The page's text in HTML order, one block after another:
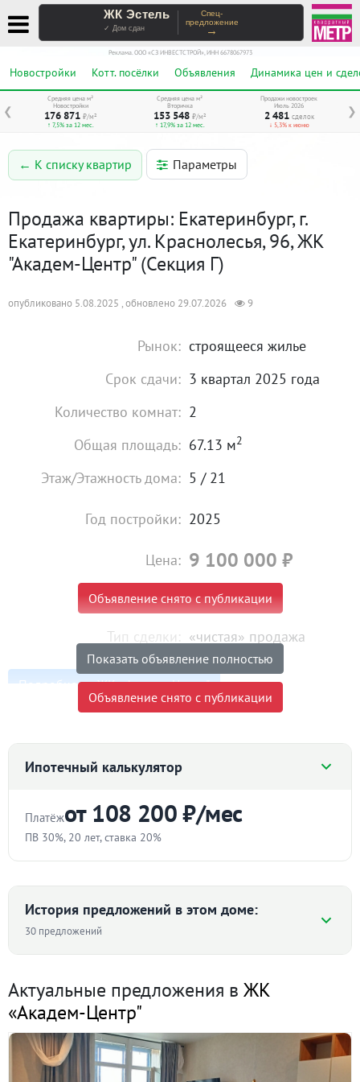
ЖК Эстель
✓ Дом сдан
Спец-
предложение
→
Реклама. ООО «СЗ ИНВЕСТСТРОЙ», ИНН 6678067973
Новостройки Котт. посёлки Объявления Динамика цен и
❮ ❯
Средняя цена м²
Новостройки
176 871 ₽/м²
↑ 7,5% за 12 мес.
Средняя цена м²
Вторичка
153 548 ₽/м²
↑ 17,9% за 12 мес.
Продажи новостроек
Июль 2026
2 481 сделок
↓ 5,3% к июню
← К списку квартир Параметры
Продажа квартиры: Екатеринбург, г.
Екатеринбург, ул. Краснолесья, 96, ЖК
"Академ-Центр" (Секция Г)
опубликовано 5.08.2025 , обновлено 29.07.2026 9
Рынок: строящееся жилье
Срок сдачи: 3 квартал 2025 года
Количество комнат: 2
Общая площадь: 67.13 м2
Этаж/Этажность дома: 5 / 21
Год постройки: 2025
Цена: 9 100 000 ₽
Объявление снято с публикации
Тип сделки: «чистая» продажа
Подробнее о ЖК «Академ-Центр"
Показать объявление полностью
Объявление снято с публикации
Ипотечный калькулятор
Платёжот 108 200 ₽/мес
ПВ 30%, 20 лет, ставка 20%
Срок
лет
История предложений в этом доме:
30 предложений
149 949
Актуальные предложения в ЖК
«Академ-Центр"